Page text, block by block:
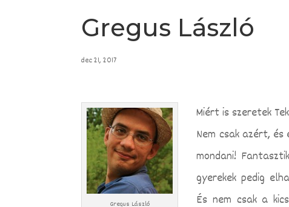
Gregus László
dec 21, 2017
Gregus László
Miért is szeretek
Nem csak azért,
mondani!
gyerekek pedig
És nem csak a